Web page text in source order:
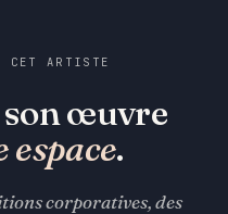
CET ARTISTE
son œuvre
espace.
corporatives, des